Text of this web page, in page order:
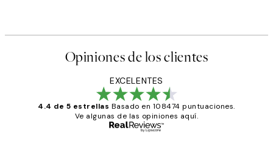
Opiniones de los clientes
EXCELENTES
4.4 de 5 estrellas Basado en 108474 puntuaciones.
Ve algunas de las opiniones aquí.